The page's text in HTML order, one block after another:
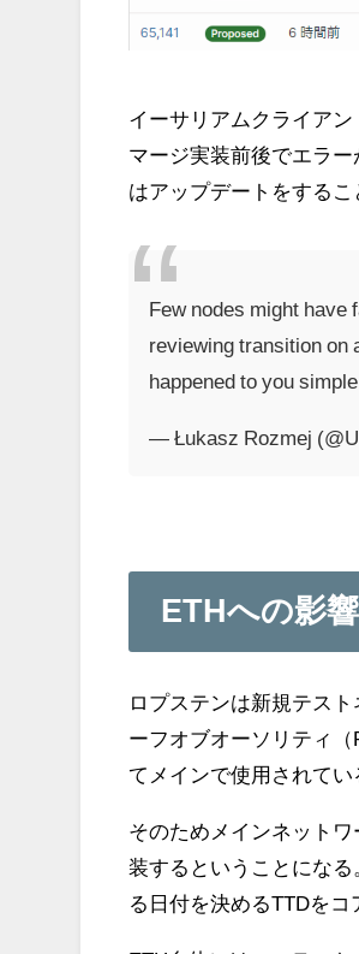
イーサリアムクライア
マージ実装前後でエラ
はアップデートをするこ
Few nodes might have
reviewing transition on
happened to you
— Łukasz Rozmej
ETHへの影
ロプステンは新規テス
ーフオブオーソリティ
てメインで使用されてい
そのためメインネット
装するということにな
る日付を決めるTTDをコ